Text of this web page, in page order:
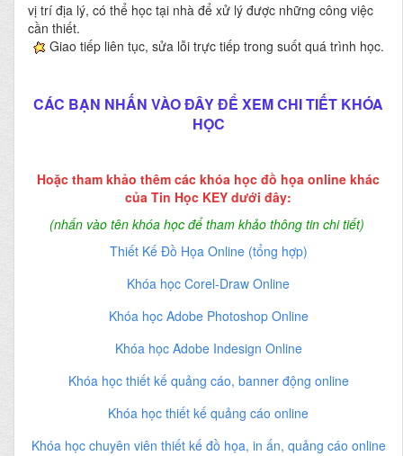
vị trí địa lý, có thể học tại nhà để xử lý được những công việc
cần thiết.
Giao tiếp liên tục, sửa lỗi trực tiếp trong suốt quá trình học.
CÁC BẠN NHẤN VÀO ĐÂY ĐỂ XEM CHI TIẾT KHÓA
HỌC
Hoặc tham khảo thêm các khóa học đồ họa online khác
của Tin Học KEY dưới đây:
(nhấn vào tên khóa học để tham khảo thông tin chi tiết)
Thiết Kế Đồ Họa Online (tổng hợp)
Khóa học Corel-Draw Online
Khóa học Adobe Photoshop Online
Khóa học Adobe Indesign Online
Khóa học thiết kế quảng cáo, banner động online
Khóa học thiết kế quảng cáo online
Khóa học chuyên viên thiết kế đồ họa, in ấn, quảng cáo online